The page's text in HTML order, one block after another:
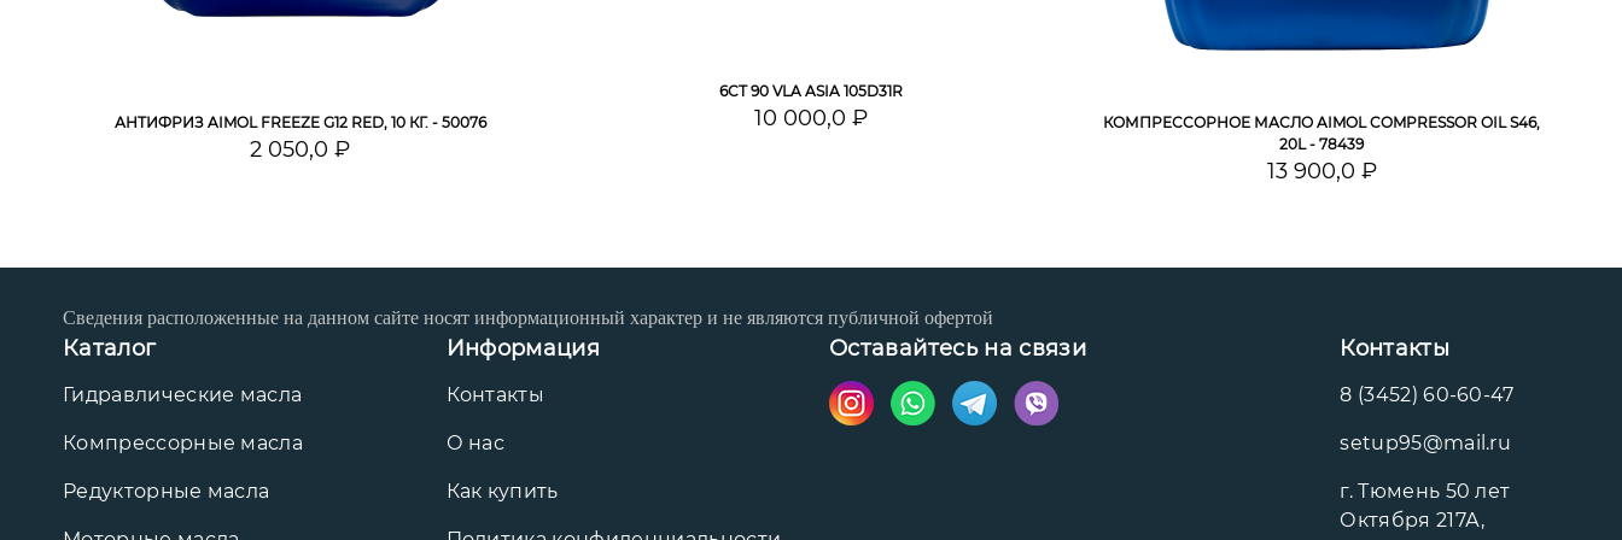
АНТИФРИЗ AIMOL FREEZE G12 RED, 10 КГ. - 50076
2 050,0 ₽
6СТ 90 VLA ASIA 105D31R
10 000,0 ₽
КОМПРЕССОРНОЕ МАСЛО AIMOL COMPRESSOR OIL S46,
20L - 78439
13 900,0 ₽
Сведения расположенные на данном сайте носят информационный характер и не являются публичной офертой
Каталог
Гидравлические масла
Компрессорные масла
Редукторные масла
Информация
Контакты
О нас
Как купить
Оставайтесь на связи Контакты
8 (3452) 60-60-47
setup95@mail.ru
г. Тюмень 50 лет
Октября 217А,